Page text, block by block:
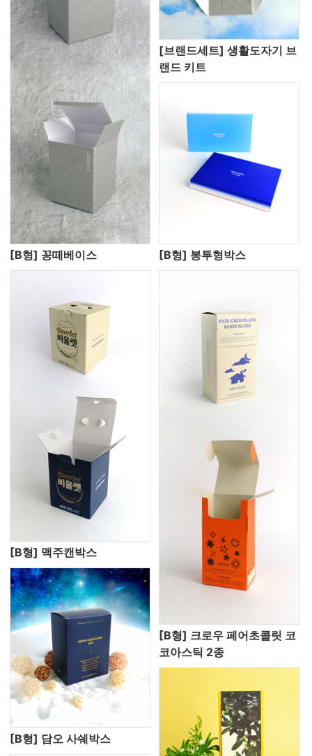
[B형] 꽁떼베이스
[브랜드세트] 생활도자기 브
랜드 키트
[B형] 맥주캔박스
[B형] 봉투형박스
[B형] 담오 사쉐박스
[B형] 크로우 페어초콜릿 코
코아스틱 2종